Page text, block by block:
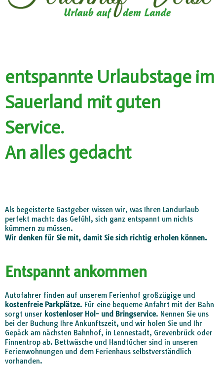
entspannte Urlaubstage im
Sauerland mit guten
Service.
An alles gedacht
Als begeisterte Gastgeber wissen wir, was Ihren Landurlaub
perfekt macht: das Gefühl, sich ganz entspannt um nichts
kümmern zu müssen.
Wir denken für Sie mit, damit Sie sich richtig erholen können.
Entspannt ankommen
Autofahrer finden auf unserem Ferienhof großzügige und
kostenfreie Parkplätze. Für eine bequeme Anfahrt mit der Bahn
sorgt unser kostenloser Hol- und Bringservice. Nennen Sie uns
bei der Buchung Ihre Ankunftszeit, und wir holen Sie und Ihr
Gepäck am nächsten Bahnhof, in Lennestadt, Grevenbrück oder
Finnentrop ab. Bettwäsche und Handtücher sind in unseren
Ferienwohnungen und dem Ferienhaus selbstverständlich
vorhanden.